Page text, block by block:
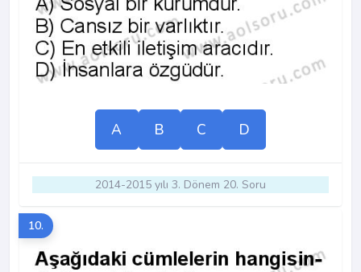
A B C D
2014-2015 yılı 3. Dönem 20. Soru
10.